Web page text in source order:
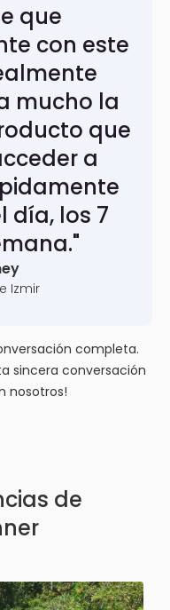
que
con este
mucho la
que
a
día, los 7
Izmir
completa.
sincera conversación
nosotros!
de